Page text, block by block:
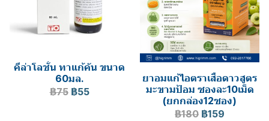
คีล่าโลชั่น ทาแก้คัน ขนาด
60มล.
฿75 ฿55
ยาอมแก้ไอตราเสือดาวสูตร
มะขามป้อม ซองละ10เม็ด
(ยกกล่อง12ซอง)
฿180 ฿159